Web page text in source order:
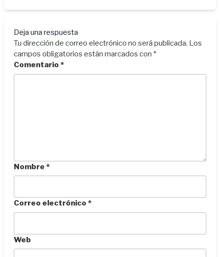
Deja una respuesta
Tu dirección de correo electrónico no será publicada. Los
campos obligatorios están marcados con *
Comentario *
Nombre *
Correo electrónico *
Web